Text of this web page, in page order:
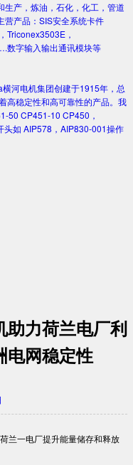
产，炼油，石化，化工，管道
营产品：SIS安全系统卡件
Triconex3503E，
数字输入输出通讯模块等
河电机集团创建于1915年，总
高稳定性和高可靠性的产品。我
50 CP451-10 CP450，
如 AIP578，AIP830-001操作
助力荷兰电厂利
电网稳定性
兰一电厂提升能量储存和释放